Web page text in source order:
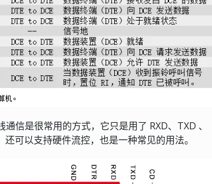
信是很常用的方式，它只是用了 RXD、TXD 、
可以支持硬件流控，也是一种常见的用法。